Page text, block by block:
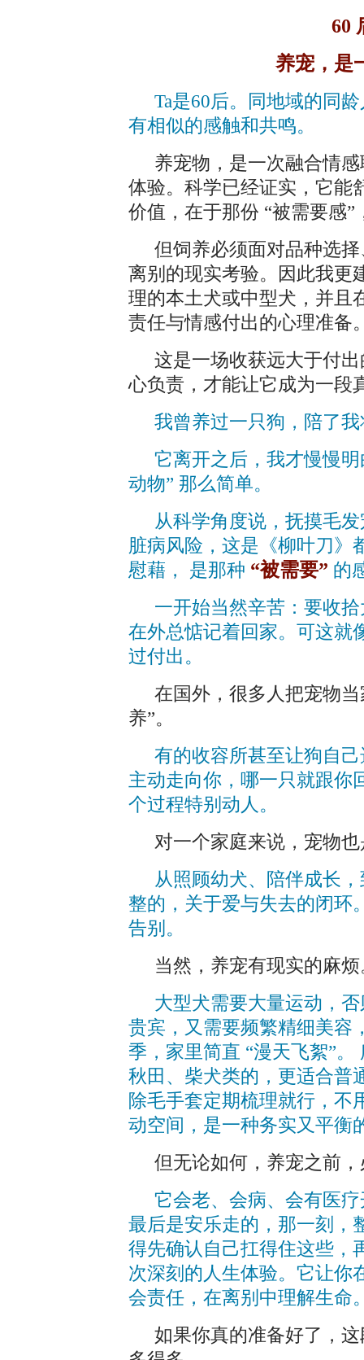
60
养宠，是
Ta是60后。同地域的同
有相似的感触和共鸣。
养宠物，是一次融合情
体验。科学已经证实，它能
价值，在于那份 “被需要感
但饲养必须面对品种选
离别的现实考验。因此我更
理的本土犬或中型犬，并且
责任与情感付出的心理准备
这是一场收获远大于付
心负责，才能让它成为一段
我曾养过一只狗，陪了
它离开之后，我才慢慢
动物” 那么简单。
从科学角度说，抚摸毛
脏病风险，这是《柳叶刀》
慰藉， 是那种 “被需要” 的
一开始当然辛苦：要收
在外总惦记着回家。可这就
过付出。
在国外，很多人把宠物
养”。
有的收容所甚至让狗自
主动走向你，哪一只就跟你
个过程特别动人。
对一个家庭来说，宠物
从照顾幼犬、陪伴成长
整的，关于爱与失去的闭环
告别。
当然，养宠有现实的麻烦
大型犬需要大量运动，
贵宾，又需要频繁精细美容
季，家里简直 “漫天飞絮”
秋田、柴犬类的，更适合普
除毛手套定期梳理就行，不
动空间，是一种务实又平衡
但无论如何，养宠之前
它会老、会病、会有医
最后是安乐走的，那一刻，
得先确认自己扛得住这些，
次深刻的人生体验。它让你
会责任，在离别中理解生命
如果你真的准备好了，